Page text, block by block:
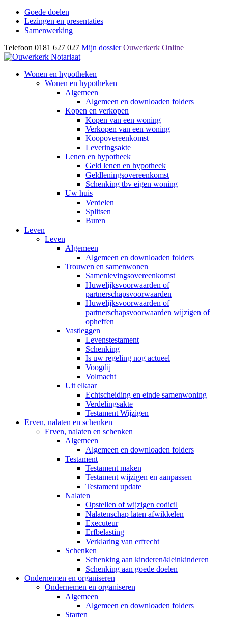
Goede doelen
Lezingen en presentaties
Samenwerking
Telefoon 0181 627 027 Mijn dossier Ouwerkerk Online
Wonen en hypotheken
Wonen en hypotheken
Algemeen
Algemeen en downloaden folders
Kopen en verkopen
Kopen van een woning
Verkopen van een woning
Koopovereenkomst
Leveringsakte
Lenen en hypotheek
Geld lenen en hypotheek
Geldleningsovereenkomst
Schenking tbv eigen woning
Uw huis
Verdelen
Splitsen
Buren
Leven
Leven
Algemeen
Algemeen en downloaden folders
Trouwen en samenwonen
Samenlevingsovereenkomst
Huwelijksvoorwaarden of
partnerschapsvoorwaarden
Huwelijksvoorwaarden of
partnerschapsvoorwaarden wijzigen of
opheffen
Vastleggen
Levenstestament
Schenking
Is uw regeling nog actueel
Voogdij
Volmacht
Uit elkaar
Echtscheiding en einde samenwoning
Verdelingsakte
Testament Wijzigen
Erven, nalaten en schenken
Erven, nalaten en schenken
Algemeen
Algemeen en downloaden folders
Testament
Testament maken
Testament wijzigen en aanpassen
Testament update
Nalaten
Opstellen of wijzigen codicil
Nalatenschap laten afwikkelen
Executeur
Erfbelasting
Verklaring van erfrecht
Schenken
Schenking aan kinderen/kleinkinderen
Schenking aan goede doelen
Ondernemen en organiseren
Ondernemen en organiseren
Algemeen
Algemeen en downloaden folders
Starten